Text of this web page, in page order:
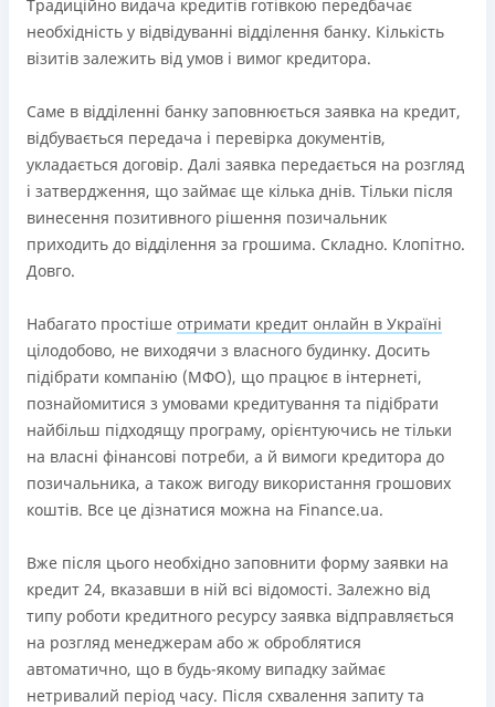
Вся інформація про кредит
ОТРИМАТИ ПОЗИКУ Детальніше
Традиційно видача кредитів готівкою передбачає
необхідність у відвідуванні відділення банку. Кількість
візитів залежить від умов і вимог кредитора.
Саме в відділенні банку заповнюється заявка на кредит,
відбувається передача і перевірка документів,
укладається договір. Далі заявка передається на розгляд
і затвердження, що займає ще кілька днів. Тільки після
винесення позитивного рішення позичальник
приходить до відділення за грошима. Складно. Клопітно.
Довго.
Набагато простіше отримати кредит онлайн в Україні
цілодобово, не виходячи з власного будинку. Досить
підібрати компанію (МФО), що працює в інтернеті,
познайомитися з умовами кредитування та підібрати
найбільш підходящу програму, орієнтуючись не тільки
на власні фінансові потреби, а й вимоги кредитора до
позичальника, а також вигоду використання грошових
коштів. Все це дізнатися можна на Finance.ua.
Вже після цього необхідно заповнити форму заявки на
кредит 24, вказавши в ній всі відомості. Залежно від
типу роботи кредитного ресурсу заявка відправляється
на розгляд менеджерам або ж оброблятися
автоматично, що в будь-якому випадку займає
нетривалий період часу. Після схвалення запиту та